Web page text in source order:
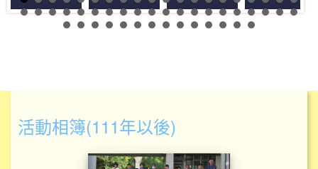
活動相簿(111年以後)
112學年升旗頒獎